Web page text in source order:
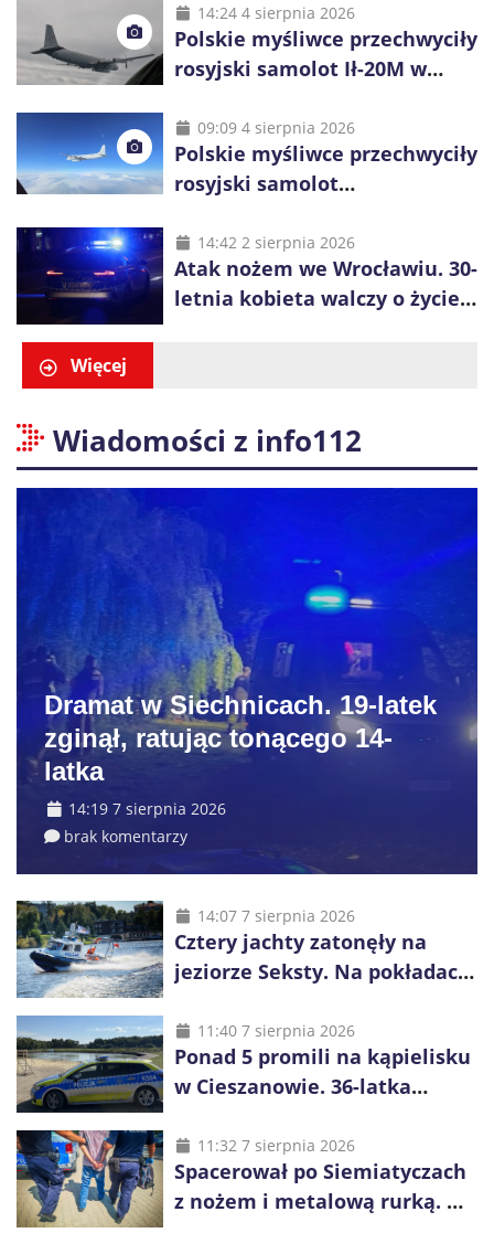
14:24 4 sierpnia 2026
Polskie myśliwce przechwyciły
rosyjski samolot Ił-20M w
09:09 4 sierpnia 2026
Polskie myśliwce przechwyciły
rosyjski samolot
14:42 2 sierpnia 2026
Atak nożem we Wrocławiu. 30-
letnia kobieta walczy o życie,
Więcej
Wiadomości z info112
Dramat w Siechnicach. 19-latek
zginął, ratując tonącego 14-
latka
14:19 7 sierpnia 2026
brak komentarzy
14:07 7 sierpnia 2026
Cztery jachty zatonęły na
jeziorze Seksty. Na pokładach
małoletnich
11:40 7 sierpnia 2026
Ponad 5 promili na kąpielisku
w Cieszanowie. 36-latka
z wody
11:32 7 sierpnia 2026
Spacerował po Siemiatyczach
z nożem i metalową rurką. W